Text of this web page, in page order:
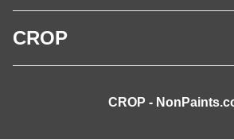
CROP
CROP -